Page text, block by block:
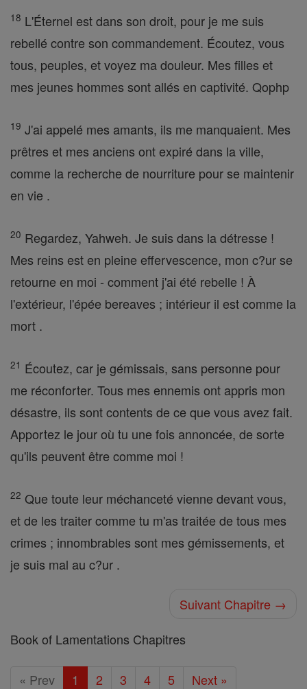
18 L'Éternel est dans son droit, pour je me suis
rebellé contre son commandement. Écoutez, vous
tous, peuples, et voyez ma douleur. Mes filles et
mes jeunes hommes sont allés en captivité. Qophp
19 J'ai appelé mes amants, ils me manquaient. Mes
prêtres et mes anciens ont expiré dans la ville,
comme la recherche de nourriture pour se maintenir
en vie .
20 Regardez, Yahweh. Je suis dans la détresse !
Mes reins est en pleine effervescence, mon c?ur se
retourne en moi - comment j'ai été rebelle ! À
l'extérieur, l'épée bereaves ; intérieur il est comme la
mort .
21 Écoutez, car je gémissais, sans personne pour
me réconforter. Tous mes ennemis ont appris mon
désastre, ils sont contents de ce que vous avez fait.
Apportez le jour où tu une fois annoncée, de sorte
qu'ils peuvent être comme moi !
22 Que toute leur méchanceté vienne devant vous,
et de les traiter comme tu m'as traitée de tous mes
crimes ; innombrables sont mes gémissements, et
je suis mal au c?ur .
Suivant Chapitre →
Book of Lamentations Chapitres
« Prev 1 2 3 4 5 Next »